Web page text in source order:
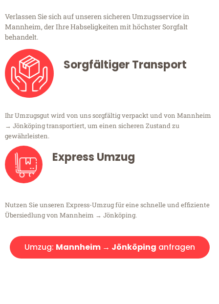
Verlassen Sie sich auf unseren sicheren Umzugsservice in
Mannheim, der Ihre Habseligkeiten mit höchster Sorgfalt
behandelt.
Sorgfältiger Transport
Ihr Umzugsgut wird von uns sorgfältig verpackt und von Mannheim
→ Jönköping transportiert, um einen sicheren Zustand zu
gewährleisten.
Express Umzug
Nutzen Sie unseren Express-Umzug für eine schnelle und effiziente
Übersiedlung von Mannheim → Jönköping.
Umzug: Mannheim → Jönköping anfragen